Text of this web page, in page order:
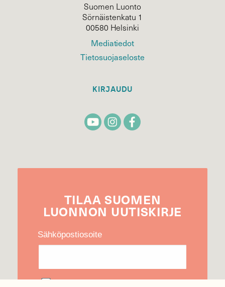
Suomen Luonto
Sörnäistenkatu 1
00580 Helsinki
Mediatiedot
Tietosuojaseloste
KIRJAUDU
TILAA SUOMEN
LUONNON UUTIS­KIRJE
Sähköpostiosoite